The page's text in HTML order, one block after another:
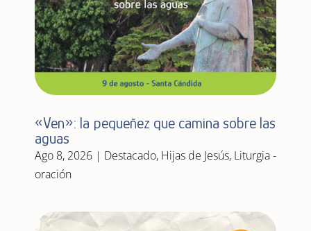
«Ven»: la pequeñez que camina sobre las
aguas
Ago 8, 2026| Destacado, Hijas de Jesús, Liturgia -
oración